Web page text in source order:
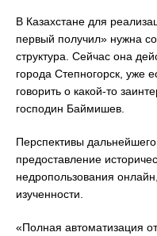
В Казахстане для
первый получил» нужна
структура. Сейчас она
города Степногорск, уже
говорить о какой-то
господин Баймишев.
Перспективы
предоставление
недропользования
изученности.
«Полная автоматизация